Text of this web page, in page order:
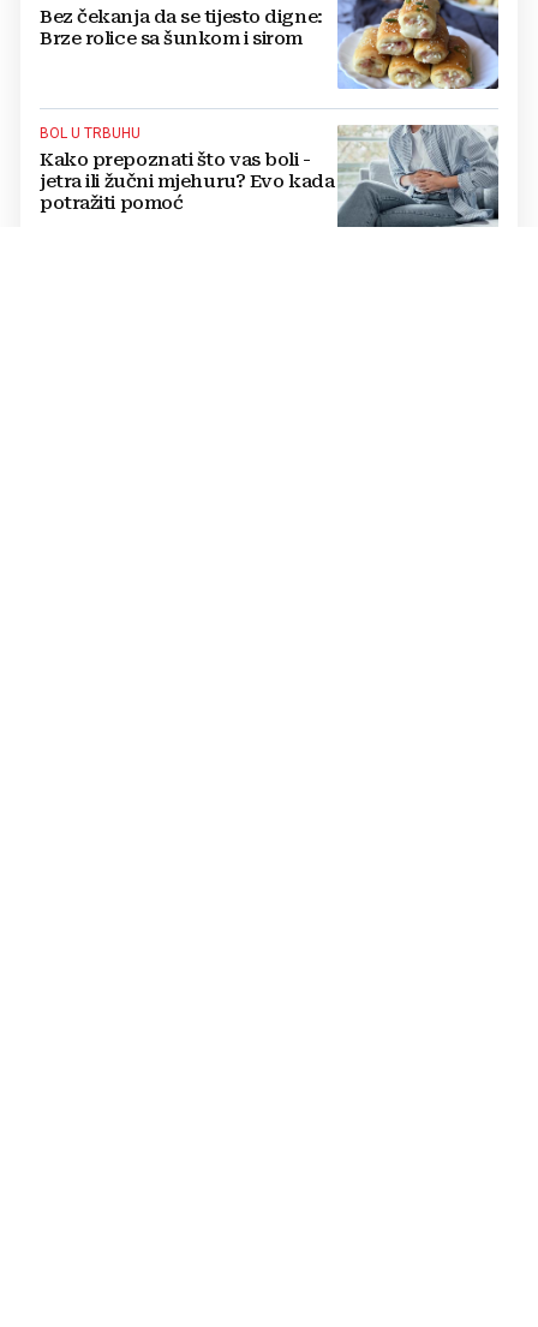
Bez čekanja da se tijesto digne:
Brze rolice sa šunkom i sirom
BOL U TRBUHU
Kako prepoznati što vas boli -
jetra ili žučni mjehuru? Evo kada
potražiti pomoć